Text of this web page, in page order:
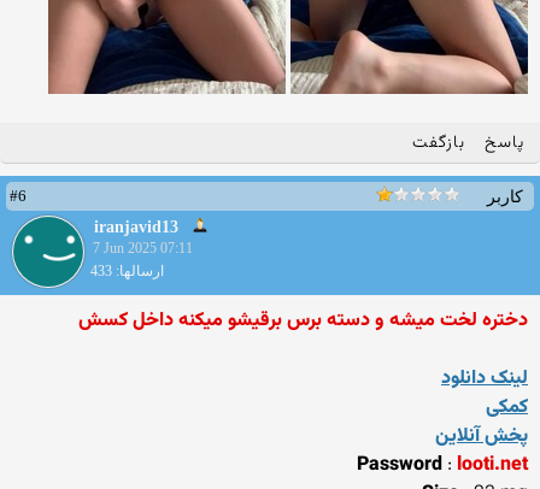
پاسخ بازگفت
کاربر
#6
iranjavid13
7 Jun 2025 07:11
ارسالها: 433
دختره لخت میشه و دسته برس برقیشو میکنه داخل کسش
لینک دانلود
کمکی
پخش آنلاین
Password : looti.net